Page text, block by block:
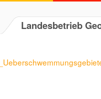
Landesbetrieb